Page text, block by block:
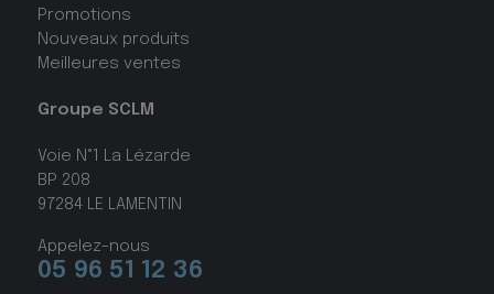
Promotions
Nouveaux produits
Meilleures ventes
Groupe SCLM
Voie N°1 La Lézarde
BP 208
97284 LE LAMENTIN
Appelez-nous
05 96 51 12 36